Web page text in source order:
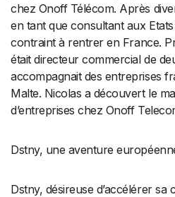
chez Onoff Télécom. Après
en tant que consultant aux
contraint à rentrer en France.
était directeur commercial de
accompagnait des entreprises
Malte. Nicolas a découvert le
d’entreprises chez Onoff
Dstny, une aventure
Dstny, désireuse d’accélérer sa